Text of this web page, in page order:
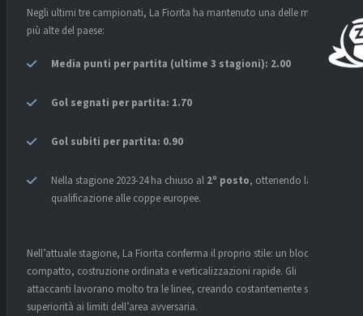
Negli ultimi tre campionati, La Fiorita ha mantenuto una delle medie
più alte del paese:
Media punti per partita (ultime 3 stagioni): 2.00
Gol segnati per partita: 1.70
Gol subiti per partita: 0.90
Nella stagione 2023-24 ha chiuso al 2º posto, ottenendo la
qualificazione alle coppe europee.
Nell’attuale stagione, La Fiorita conferma il proprio stile: un blocco
compatto, costruzione ordinata e verticalizzazioni rapide. Gli
attaccanti lavorano molto tra le linee, creando costantemente spazi e
superiorità ai limiti dell’area avversaria.